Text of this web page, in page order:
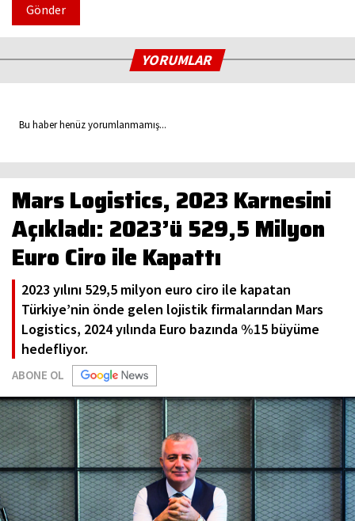
Gönder
YORUMLAR
Bu haber henüz yorumlanmamış...
Mars Logistics, 2023 Karnesini
Açıkladı: 2023’ü 529,5 Milyon
Euro Ciro ile Kapattı
2023 yılını 529,5 milyon euro ciro ile kapatan
Türkiye’nin önde gelen lojistik firmalarından Mars
Logistics, 2024 yılında Euro bazında %15 büyüme
hedefliyor.
ABONE OL